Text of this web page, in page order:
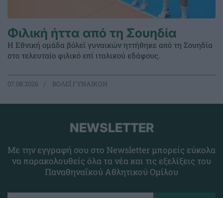
Φιλική ήττα από τη Σουηδία
Η Εθνική ομάδα βόλεϊ γυναικών ηττήθηκε από τη Σουηδία
στο τελευταίο φιλικό επί ιταλικού εδάφους.
07.08.2026 ΒΟΛΕΪ ΓΥΝΑΙΚΩΝ
NEWSLETTER
Με την εγγραφή σου στο Newsletter μπορείς εύκολα
να παρακολουθείς όλα τα νέα και τις εξελίξεις του
Παναθηναϊκού Αθλητικού Ομίλου